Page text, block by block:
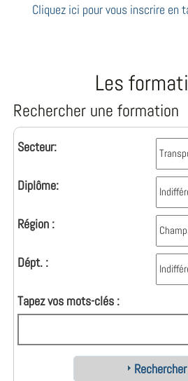
Cliquez ici pour vous inscrire en
Les
Rechercher une formation
Secteur:
Diplôme:
Région :
Dépt. :
Tapez vos mots-clés :
Rechercher